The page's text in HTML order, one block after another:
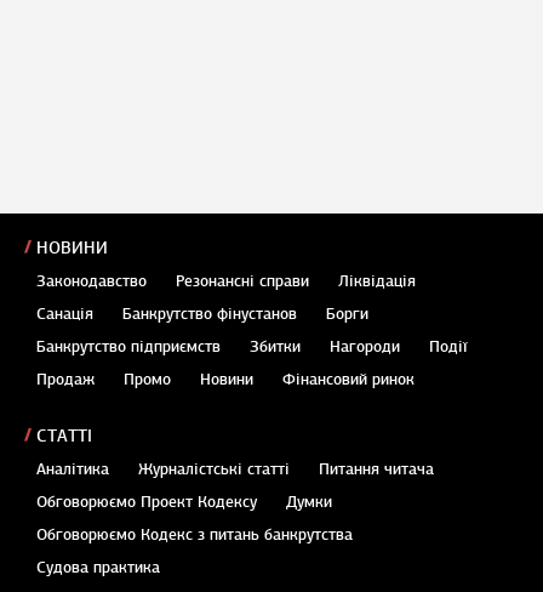
НОВИНИ
Законодавство Резонансні справи
Ліквідація
Санація
Банкрутство фінустанов
Борги
Банкрутство підприємств
Збитки Нагороди
Події
Продаж
Промо Новини Фінансовий ринок
СТАТТІ
Аналітика Журналістські статті
Питання читача
Обговорюємо Проект Кодексу
Думки
Обговорюємо Кодекс з питань банкрутства
Судова практика